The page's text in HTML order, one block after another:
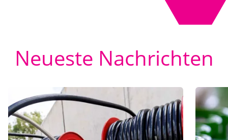
Neueste Nachrichten